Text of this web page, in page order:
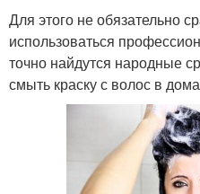
Для этого не обязательно
использоваться
точно найдутся народные
смыть краску с волос в